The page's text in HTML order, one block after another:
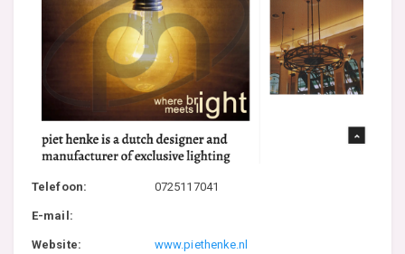
Telefoon: 0725117041
E-mail:
Website: www.piethenke.nl